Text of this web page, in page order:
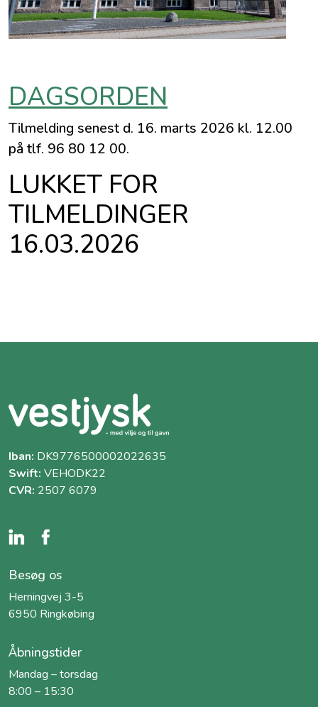
DAGSORDEN
Tilmelding senest d. 16. marts 2026 kl. 12.00
på tlf. 96 80 12 00.
LUKKET FOR
TILMELDINGER
16.03.2026
Iban: DK9776500002022635
Swift: VEHODK22
CVR: 2507 6079
Besøg os
Herningvej 3-5
6950 Ringkøbing
Åbningstider
Mandag – torsdag
8:00 – 15:30